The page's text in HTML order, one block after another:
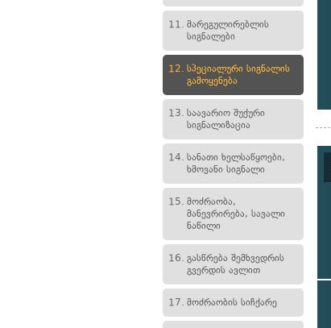
11. მარეგულირებლის
სიგნალები
12. სპეციალური სიგნალის
გამოყენება
13. საავარიო შუქური
სიგნალიზაცია
14. სანათი ხელსაწყოები,
ხმოვანი სიგნალი
15. მოძრაობა,
მანევრირება, სავალი
ნაწილი
16. გასწრება შემხვედრის
გვერდის ავლით
17. მოძრაობის სიჩქარე